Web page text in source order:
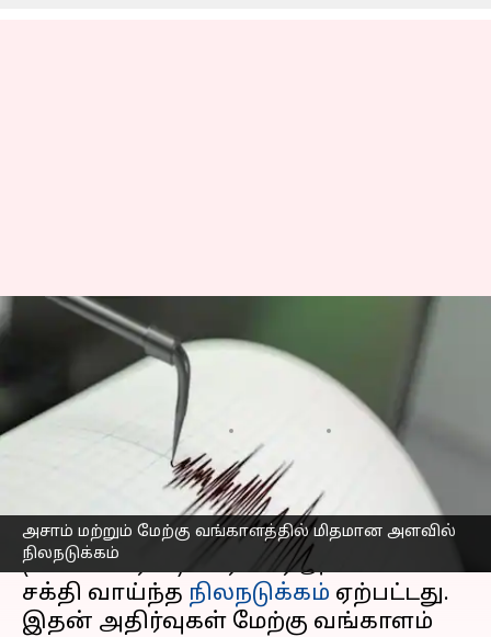
அசாம் மற்றும் மேற்கு வங்காளத்தில் மிதமான அளவில்
நிலநடுக்கம்
அசாம் மற்றும் மேற்கு
வங்காளத்தில் 5.8 ரிக்டர்
அளவில் நிலநடுக்கம்
எழுதியவர் Sekar Chinnappan 06:52 pm
அசாமில்ஞாயிற்றுக்கிழமை
(செப்டம்பர் 14) 5.8 ரிக்டர் அளவிலான
சக்தி வாய்ந்த நிலநடுக்கம் ஏற்பட்டது.
இதன் அதிர்வுகள் மேற்கு வங்காளம்